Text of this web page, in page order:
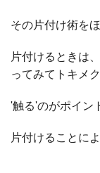
その片付け術を
片付けるときは
ってみてトキメ
'触る'のがポイン
片付けることに